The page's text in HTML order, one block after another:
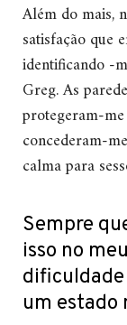
Além do mais,
satisfação que
identificando -
Greg. As
protegeram-
concederam-
calma para
Sempre
isso no
um